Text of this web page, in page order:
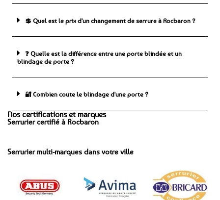
💲 Quel est le prix d'un changement de serrure à Rocbaron ?
❓ Quelle est la différence entre une porte blindée et un
blindage de porte ?
🔐 Combien coute le blindage d'une porte ?
Nos certifications et marques
Serrurier certifié à Rocbaron
Serrurier multi-marques dans votre ville